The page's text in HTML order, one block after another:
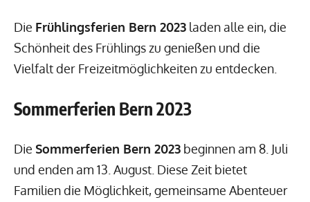
Die Frühlingsferien Bern 2023 laden alle ein, die
Schönheit des Frühlings zu genießen und die
Vielfalt der Freizeitmöglichkeiten zu entdecken.
Sommerferien Bern 2023
Die Sommerferien Bern 2023 beginnen am 8. Juli
und enden am 13. August. Diese Zeit bietet
Familien die Möglichkeit, gemeinsame Abenteuer